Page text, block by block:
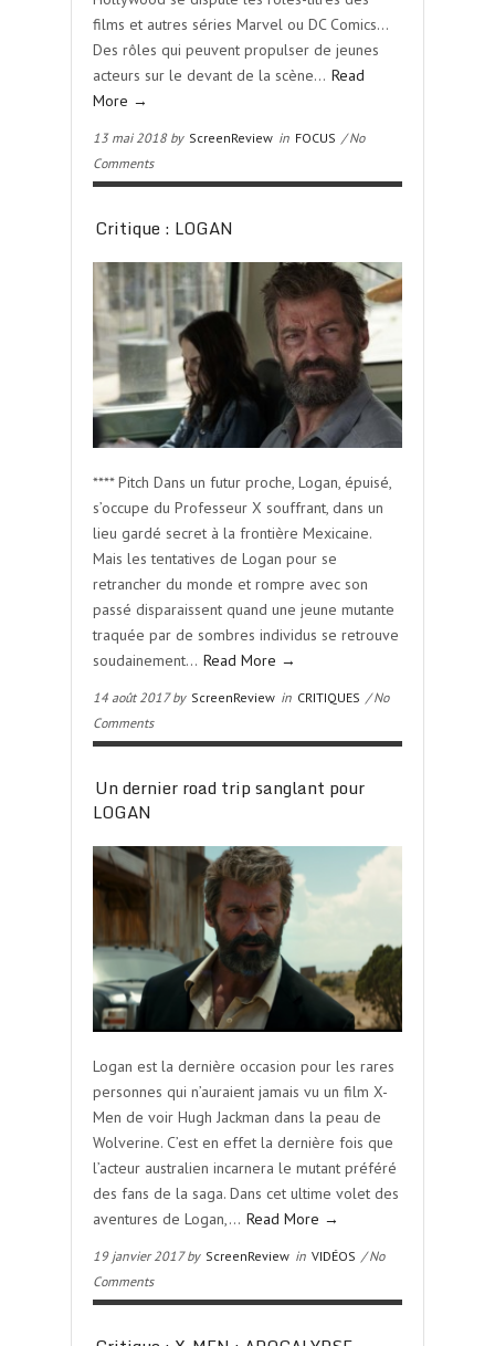
films et autres séries Marvel ou DC Comics…
Des rôles qui peuvent propulser de jeunes
acteurs sur le devant de la scène… Read
More →
13 mai 2018 by ScreenReview in FOCUS / No
Comments
Critique : LOGAN
**** Pitch Dans un futur proche, Logan, épuisé,
s’occupe du Professeur X souffrant, dans un
lieu gardé secret à la frontière Mexicaine.
Mais les tentatives de Logan pour se
retrancher du monde et rompre avec son
passé disparaissent quand une jeune mutante
traquée par de sombres individus se retrouve
soudainement… Read More →
14 août 2017 by ScreenReview in CRITIQUES / No
Comments
Un dernier road trip sanglant pour
LOGAN
Logan est la dernière occasion pour les rares
personnes qui n’auraient jamais vu un film X-
Men de voir Hugh Jackman dans la peau de
Wolverine. C’est en effet la dernière fois que
l’acteur australien incarnera le mutant préféré
des fans de la saga. Dans cet ultime volet des
aventures de Logan,… Read More →
19 janvier 2017 by ScreenReview in VIDÉOS / No
Comments